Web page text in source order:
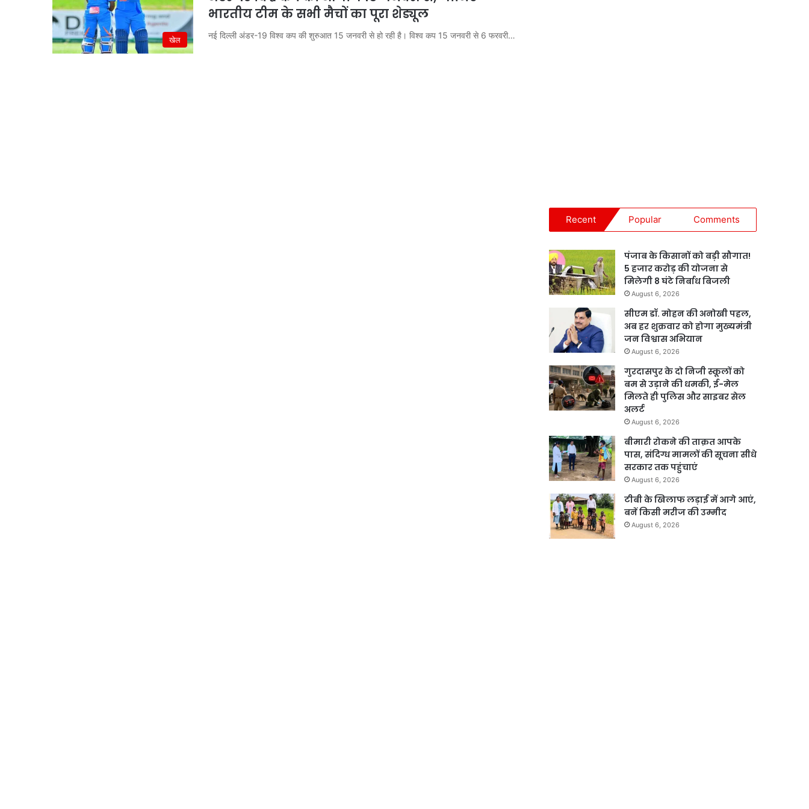
खेल
भारतीय टीम के सभी मैचों का पूरा शेड्यूल
नई दिल्ली अंडर-19 विश्व कप की शुरुआत 15 जनवरी से हो रही है। विश्व कप 15 जनवरी से 6 फरवरी…
Recent Popular Comments
पंजाब के किसानों को बड़ी सौगात!
5 हजार करोड़ की योजना से
मिलेगी 8 घंटे निर्बाध बिजली
August 6, 2026
सीएम डॉ. मोहन की अनोखी पहल,
अब हर शुक्रवार को होगा मुख्यमंत्री
जन विश्वास अभियान
August 6, 2026
गुरदासपुर के दो निजी स्कूलों को
बम से उड़ाने की धमकी, ई-मेल
मिलते ही पुलिस और साइबर सेल
अलर्ट
August 6, 2026
बीमारी रोकने की ताक़त आपके
पास, संदिग्ध मामलों की सूचना सीधे
सरकार तक पहुंचाएं
August 6, 2026
टीबी के खिलाफ लड़ाई में आगे आएं,
बनें किसी मरीज की उम्मीद
August 6, 2026